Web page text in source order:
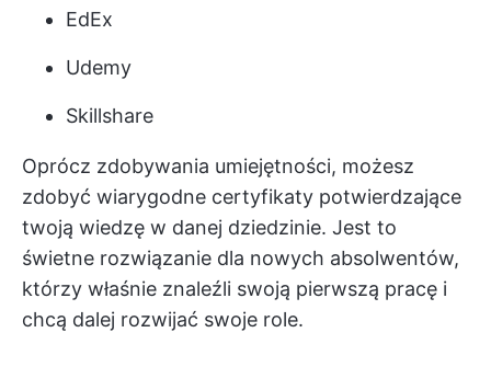
EdEx
Udemy
Skillshare
Oprócz zdobywania umiejętności, możesz
zdobyć wiarygodne certyfikaty potwierdzające
twoją wiedzę w danej dziedzinie. Jest to
świetne rozwiązanie dla nowych absolwentów,
którzy właśnie znaleźli swoją pierwszą pracę i
chcą dalej rozwijać swoje role.